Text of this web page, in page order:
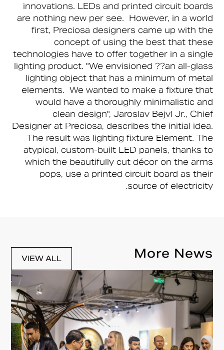
innovations. LEDs and printed circuit boards
are nothing new per see. However, in a world
first, Preciosa designers came up with the
concept of using the best that these
technologies have to offer together in a single
lighting product. "We envisioned ??an all-glass
lighting object that has a minimum of metal
elements. We wanted to make a fixture that
would have a thoroughly minimalistic and
clean design", Jaroslav Bejvl Jr., Chief
Designer at Preciosa, describes the initial idea.
The result was lighting fixture Element. The
atypical, custom-built LED panels, thanks to
which the beautifully cut décor on the arms
pops, use a printed circuit board as their
source of electricity.
More News
VIEW ALL